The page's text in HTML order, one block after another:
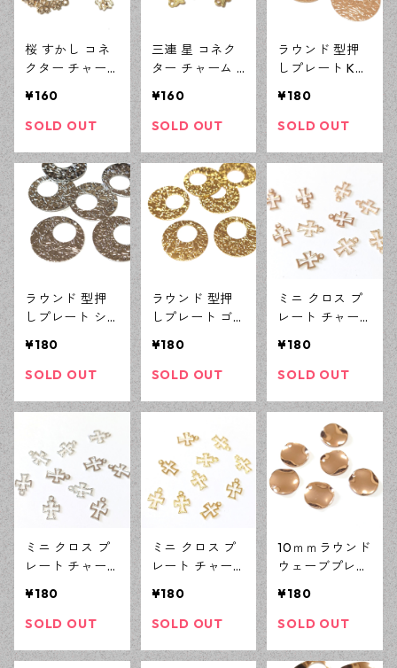
桜 すかし コネ
クター チャー
ールド 4ピース
ハンドメイド資
ーツ 【en工
房】
¥160
SOLD OUT
三連 星 コネク
ター チャーム 1
4ピース ハンド
メイド資材 デ
【en工房】
¥160
SOLD OUT
ラウンド 型押
しプレート KC
ス キラキラ加
工 チャーム ハ
【en工房】
¥180
SOLD OUT
ラウンド 型押
しプレート シ
キラキラ加工
チャーム ハン
【en工房】
¥180
SOLD OUT
ラウンド 型押
しプレート ゴ
キラキラ加工
チャーム ハン
【en工房】
¥180
SOLD OUT
ミニ クロス プ
レート チャー
10ピース 十字
架 アクセサリ
ドメイド資材
【en工房】
¥180
SOLD OUT
ミニ クロス プ
レート チャー
ピース 十字架
アクセサリーパ
イド資材 【en
¥180
SOLD OUT
ミニ クロス プ
レート チャー
ピース 十字架
アクセサリーパ
イド資材 【en
¥180
SOLD OUT
10ｍｍラウンド
ウェーブプレー
6ピース 鏡面加
工 チャーム ハ
【en工房】
¥180
SOLD OUT